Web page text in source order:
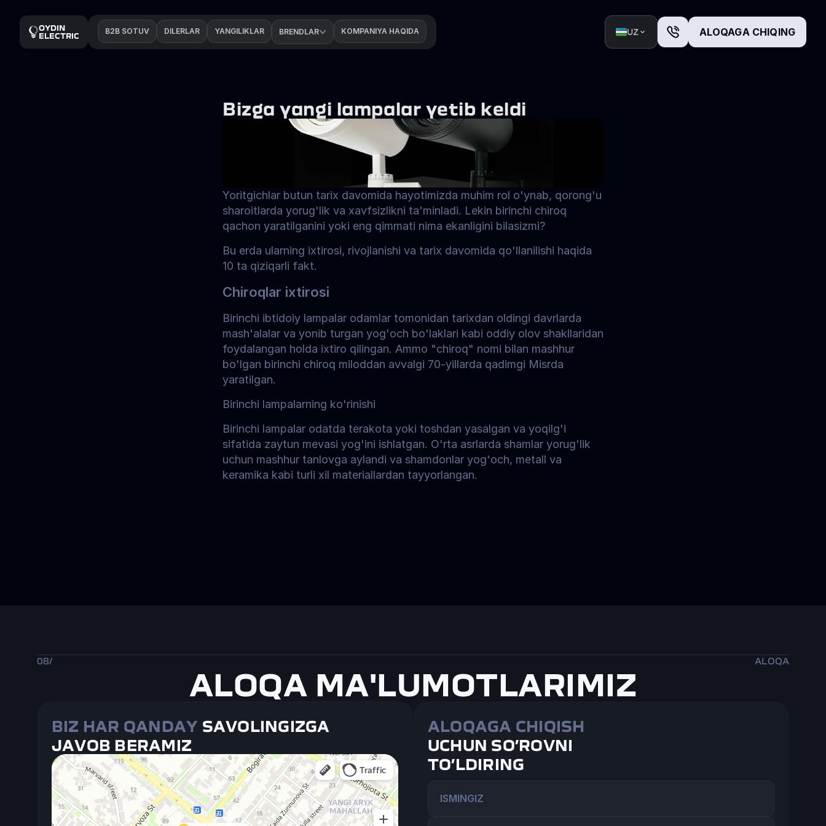
OYDIN
ELECTRIC
B2B SOTUV DILERLAR YANGILIKLAR BRENDLAR KOMPANIYA HAQIDA UZ ALOQAGA CHIQING
Bizga yangi lampalar yetib keldi
Yoritgichlar butun tarix davomida hayotimizda muhim rol o'ynab, qorong'u
sharoitlarda yorug'lik va xavfsizlikni ta'minladi. Lekin birinchi chiroq
qachon yaratilganini yoki eng qimmati nima ekanligini bilasizmi?
Bu erda ularning ixtirosi, rivojlanishi va tarix davomida qo'llanilishi haqida
10 ta qiziqarli fakt.
Chiroqlar ixtirosi
Birinchi ibtidoiy lampalar odamlar tomonidan tarixdan oldingi davrlarda
mash'alalar va yonib turgan yog'och bo'laklari kabi oddiy olov shakllaridan
foydalangan holda ixtiro qilingan. Ammo "chiroq" nomi bilan mashhur
bo'lgan birinchi chiroq miloddan avvalgi 70-yillarda qadimgi Misrda
yaratilgan.
Birinchi lampalarning ko'rinishi
Birinchi lampalar odatda terakota yoki toshdan yasalgan va yoqilg'i
sifatida zaytun mevasi yog'ini ishlatgan. O'rta asrlarda shamlar yorug'lik
uchun mashhur tanlovga aylandi va shamdonlar yog'och, metall va
keramika kabi turli xil materiallardan tayyorlangan.
08/ ALOQA
ALOQA MA'LUMOTLARIMIZ
BIZ HAR QANDAY SAVOLINGIZGA
JAVOB BERAMIZ
ALOQAGA CHIQISH
UCHUN SO’ROVNI
TO’LDIRING